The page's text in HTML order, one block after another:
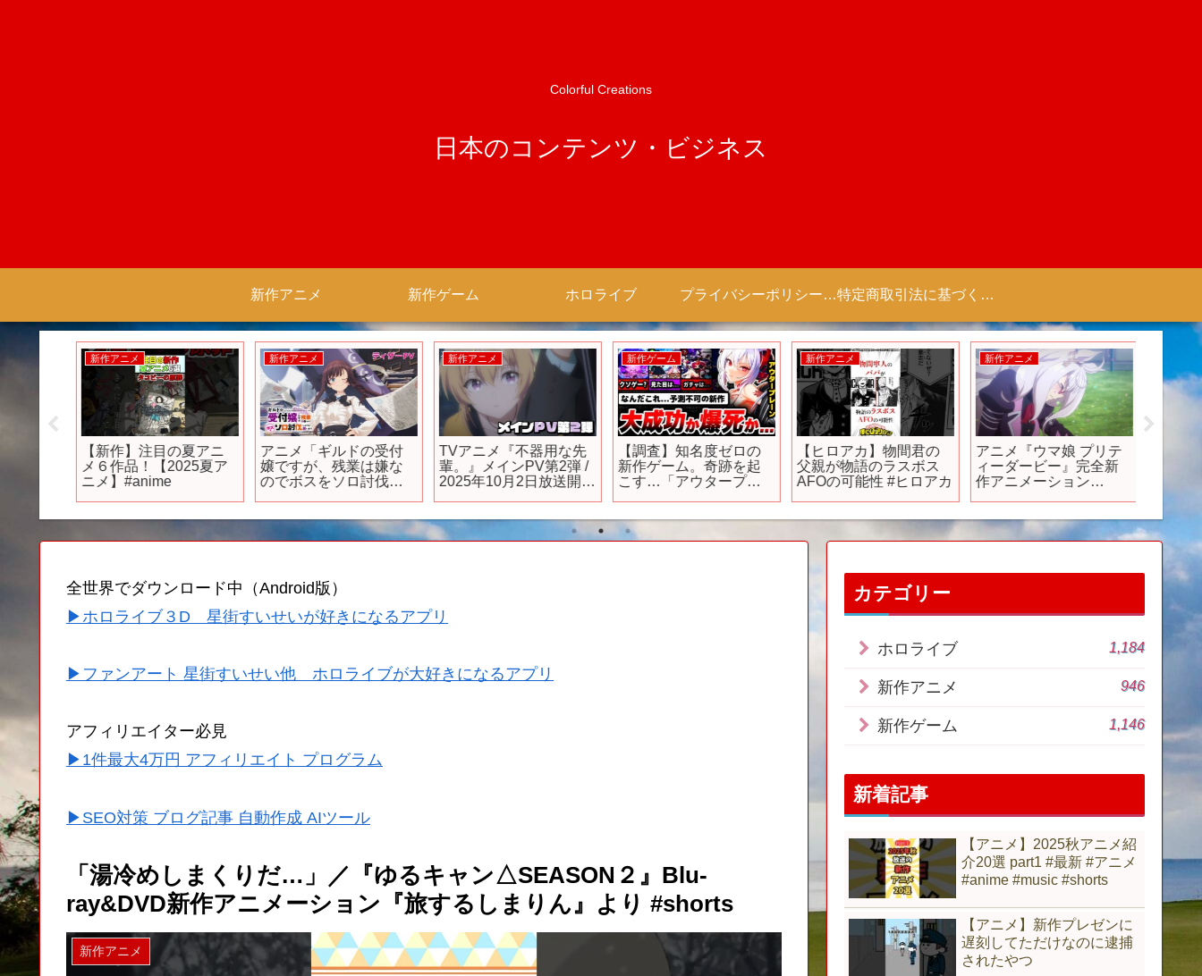
Colorful Creations
日本のコンテンツ・ビジネス
新作アニメ 新作ゲーム ホロライブ プライバシーポリシー 【Colorful Creation】 特定商取引法に基づく表記（商取引に関する開示）
新作アニメ
【新作】注目の夏アニ
メ６作品！【2025夏ア
ニメ】#anime
新作アニメ
アニメ「ギルドの受付
嬢ですが、残業は嫌な
のでボスをソロ討伐し
定！】
新作アニメ
TVアニメ『不器用な先
輩。』メインPV第2弾 /
2025年10月2日放送開
新作ゲーム
【調査】知名度ゼロの
新作ゲーム。奇跡を起
こす…「アウタープレ
ゲーム】【スマホゲー
ム】【ソシャゲ】【ア
新作アニメ
【ヒロアカ】物間君の
父親が物語のラスボス
AFOの可能性 #ヒロアカ
新作アニメ
アニメ『ウマ娘 プリテ
ィーダービー』完全新
作アニメーション
ゃ【笹
き/
全世界でダウンロード中（Android版）
▶ホロライブ３D 星街すいせいが好きになるアプリ
▶ファンアート 星街すいせい他 ホロライブが大好きになるアプリ
アフィリエイター必見
▶1件最大4万円 アフィリエイト プログラム
▶SEO対策 ブログ記事 自動作成 AIツール
「湯冷めしまくりだ…」／『ゆるキャン△SEASON２』Blu-
ray&DVD新作アニメーション『旅するしまりん』より #shorts
新作アニメ
カテゴリー
ホロライブ 1,184
新作アニメ 946
新作ゲーム 1,146
新着記事
【アニメ】2025秋アニメ紹
介20選 part1 #最新 #アニメ
#anime #music #shorts
【アニメ】新作プレゼンに
遅刻してただけなのに逮捕
されたやつ